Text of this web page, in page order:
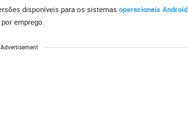
disponíveis para os sistemas operacionais Android
emprego.
Advertisement